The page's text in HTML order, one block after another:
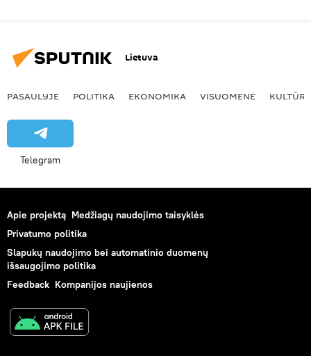
Lietuva
PASAULYJE POLITIKA EKONOMIKA VISUOMENĖ KULTŪRA
Telegram
Apie projektą Medžiagų naudojimo taisyklės
Privatumo politika
Slapukų naudojimo bei automatinio duomenų
išsaugojimo politika
Feedback Kompanijos naujienos